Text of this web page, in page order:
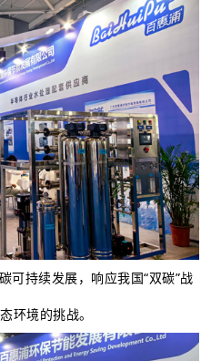
可持续发展，响应我国“双碳”战
环境的挑战。